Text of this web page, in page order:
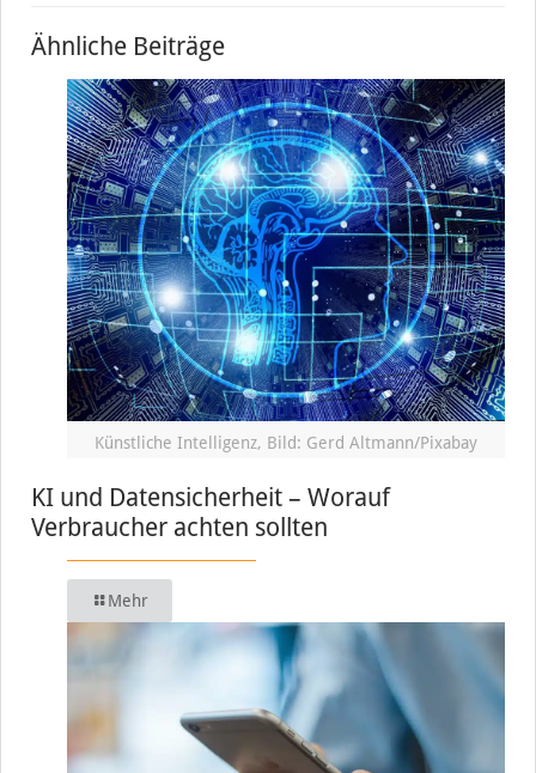
Ähnliche Beiträge
Künstliche Intelligenz, Bild: Gerd Altmann/Pixabay
KI und Datensicherheit – Worauf
Verbraucher achten sollten
Mehr